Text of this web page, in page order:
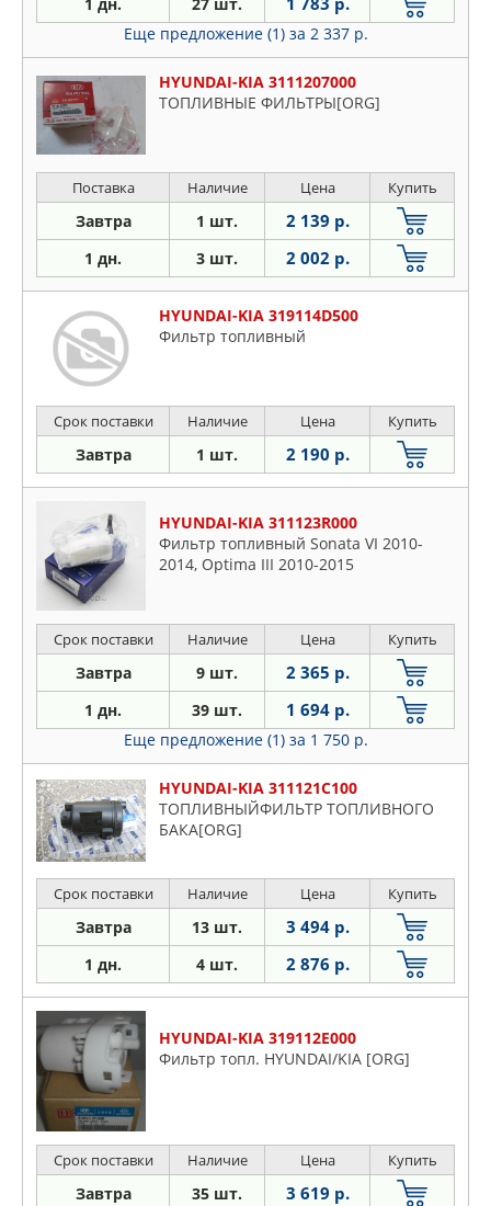
Еще предложение (1) за 2 337 р.
HYUNDAI-KIA 3111207000
ТОПЛИВНЫЕ ФИЛЬТРЫ[ORG]
Поставка Наличие Цена Купить
Завтра 1 шт. 2 139 р.
1 дн. 3 шт. 2 002 р.
HYUNDAI-KIA 319114D500
Фильтр топливный
Срок поставки Наличие Цена Купить
Завтра 1 шт. 2 190 р.
HYUNDAI-KIA 311123R000
Фильтр топливный Sonata VI 2010-
2014, Optima III 2010-2015
Срок поставки Наличие Цена Купить
Завтра 9 шт. 2 365 р.
1 дн. 39 шт. 1 694 р.
Еще предложение (1) за 1 750 р.
HYUNDAI-KIA 311121C100
ТОПЛИВНЫЙФИЛЬТР ТОПЛИВНОГО
БАКА[ORG]
Срок поставки Наличие Цена Купить
Завтра 13 шт. 3 494 р.
1 дн. 4 шт. 2 876 р.
HYUNDAI-KIA 319112E000
Фильтр топл. HYUNDAI/KIA [ORG]
Срок поставки Наличие Цена Купить
Завтра 35 шт. 3 619 р.